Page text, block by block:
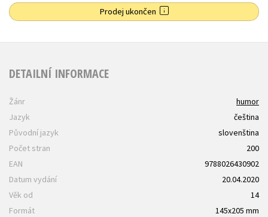
Prodej ukončen
DETAILNÍ INFORMACE
Žánr
humor
Jazyk
čeština
Původní jazyk
slovenština
Počet stran
200
EAN
9788026430902
Datum vydání
20.04.2020
Věk od
14
Formát
145x205 mm